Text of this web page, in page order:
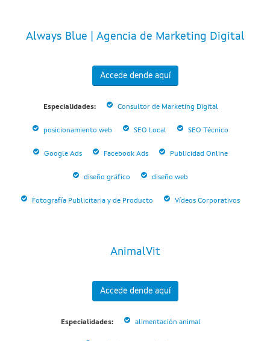
Always Blue | Agencia de Marketing Digital
Accede dende aquí
Especialidades: Consultor de Marketing Digital
posicionamiento web SEO Local SEO Técnico
Google Ads Facebook Ads Publicidad Online
diseño gráfico diseño web
Fotografía Publicitaria y de Producto Vídeos Corporativos
AnimalVit
Accede dende aquí
Especialidades: alimentación animal